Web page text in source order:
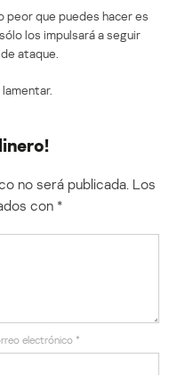
peor que puedes hacer es
los impulsará a seguir
ataque.
no será publicada. Los
con *
electrónico *